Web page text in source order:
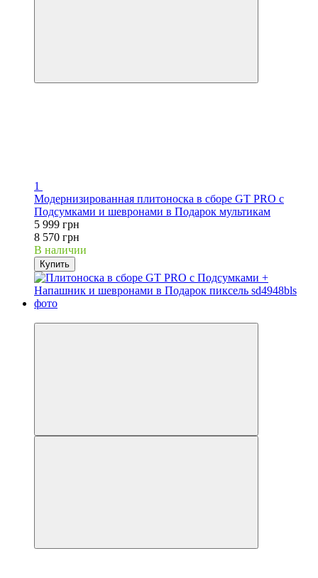
1
Модернизированная плитоноска в сборе GT PRO с
Подсумками и шевронами в Подарок мультикам
5 999 грн
8 570 грн
В наличии
Купить